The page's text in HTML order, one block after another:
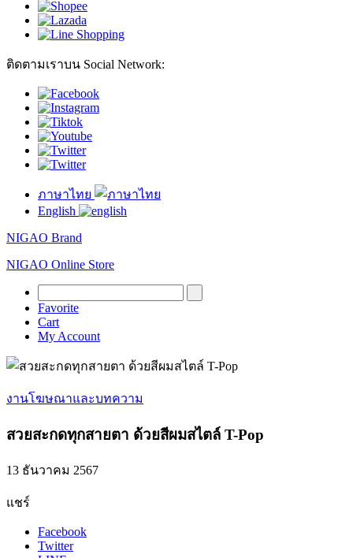
ติดตามเราบน Social Network:
ภาษาไทย
English
NIGAO Brand
NIGAO Online Store
Favorite
Cart
My Account
งานโฆษณาและบทความ
สวยสะกดทุกสายตา ด้วยสีผมสไตล์ T-Pop
13 ธันวาคม 2567
แชร์
Facebook
Twitter